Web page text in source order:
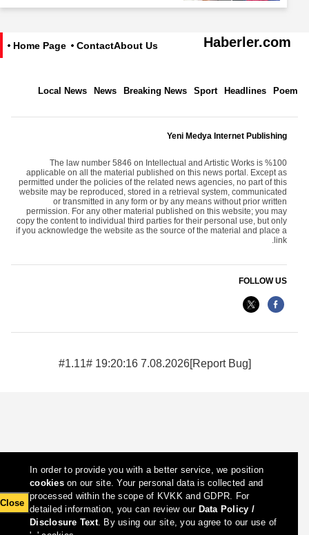
Haberler.com
About Us
Contact
Home Page
Poem
Headlines
Sport
Breaking News
News
Local News
Yeni Medya Internet Publishing
The law number 5846 on Intellectual and Artistic Works is %100
applicable on all the material published on this news portal. Except as
permitted under the policies of the related news agencies, no part of this
website may be reproduced, stored in a retrieval system, communicated
or transmitted in any form or by any means without prior written
permission. For any other material published on this website; you may
copy the content to individual third parties for their personal use, but only
if you acknowledge the website as the source of the material and place a
link.
FOLLOW US
7.08.2026 19:20:16 #1.11#
In order to provide you with a better service, we position
cookieson our site. Your personal data is collected and
processed within the scope of KVKK and GDPR. For
detailed information, you can review ourData Policy /
Disclosure Text. By using our site, you agree to our use of
Close